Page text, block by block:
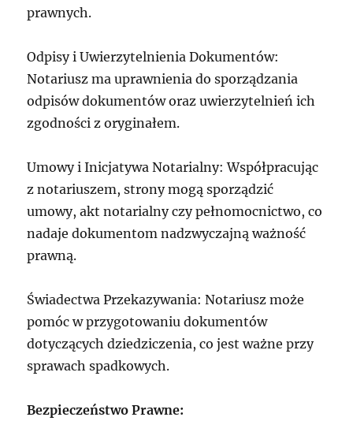
prawnych.
Odpisy i Uwierzytelnienia Dokumentów:
Notariusz ma uprawnienia do sporządzania
odpisów dokumentów oraz uwierzytelnień ich
zgodności z oryginałem.
Umowy i Inicjatywa Notarialny: Współpracując
z notariuszem, strony mogą sporządzić
umowy, akt notarialny czy pełnomocnictwo, co
nadaje dokumentom nadzwyczajną ważność
prawną.
Świadectwa Przekazywania: Notariusz może
pomóc w przygotowaniu dokumentów
dotyczących dziedziczenia, co jest ważne przy
sprawach spadkowych.
Bezpieczeństwo Prawne: